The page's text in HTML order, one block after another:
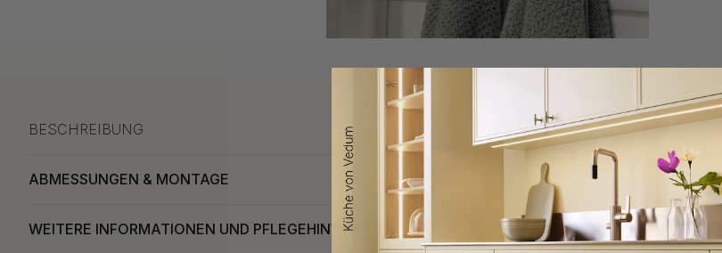
BESCHREIBUNG
ABMESSUNGEN & MONTAGE
WEITERE INFORMATIONEN UND PFLEGEHINWEISE